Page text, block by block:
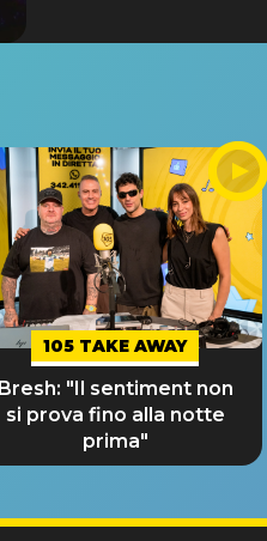
105 TAKE AWAY
Bresh: "Il sentiment non
si prova fino alla notte
prima"